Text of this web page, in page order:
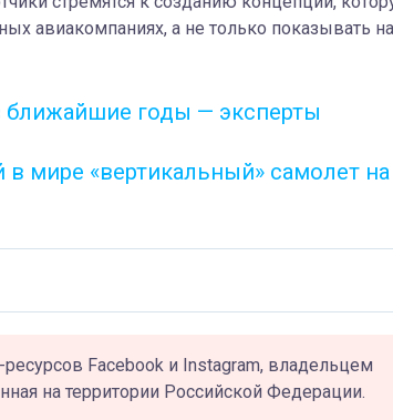
авиакомпаниях, а не только показывать на
ближайшие годы — эксперты
мире «вертикальный» самолет на
Facebook и Instagram, владельцем
на территории Российской Федерации.